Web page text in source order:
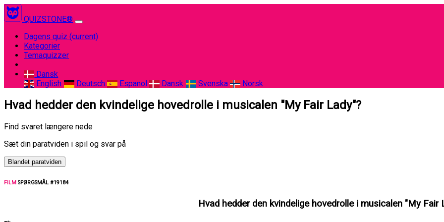
QUIZSTONE®
Dagens quiz (current)
Kategorier
Temaquizzer
Dansk
English
Deutsch Espanol Dansk Svenska Norsk
Hvad hedder den kvindelige hovedrolle i musicalen "My Fair Lady"?
Find svaret længere nede
Sæt din paratviden i spil og svar på
Blandet paratviden
FILM SPØRGSMÅL #19184
Hvad hedder den kvindelige hovedrolle i musicalen "My Fair